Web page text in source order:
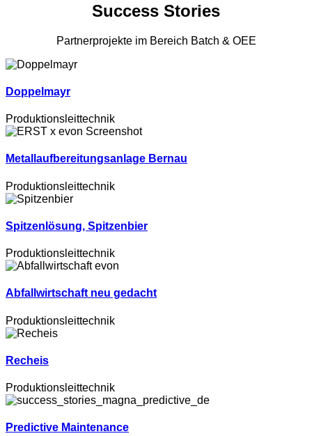
Success Stories
Partnerprojekte im Bereich Batch & OEE
Doppelmayr
Produktionsleittechnik
Metallaufbereitungsanlage Bernau
Produktionsleittechnik
Spitzenlösung, Spitzenbier
Produktionsleittechnik
Abfallwirtschaft neu gedacht
Produktionsleittechnik
Recheis
Produktionsleittechnik
Predictive Maintenance